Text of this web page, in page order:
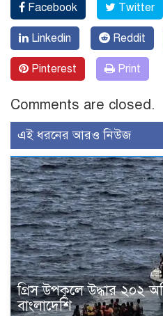
Facebook Twitter
Linkedin Reddit
Pinterest Print
Comments are closed.
এই ধরনের আরও নিউজ
গ্রিস উপকূলে উদ্ধার ২০২
বাংলাদেশি